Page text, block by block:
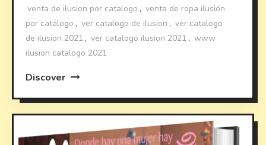
venta de ilusion por catalogo , venta de ropa ilusión
por catálogo , ver catalogo de ilusion , ver catalogo
de ilusion 2021 , ver catalogo ilusion 2021 , www
ilusion catalogo 2021
Discover